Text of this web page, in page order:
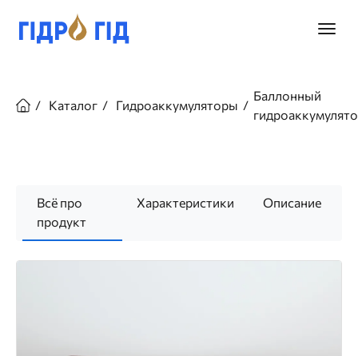
основному
Главное
Каталог
Гидроаккумуляторы
Баллонный
Всё про
продукт
Характеристики Описание